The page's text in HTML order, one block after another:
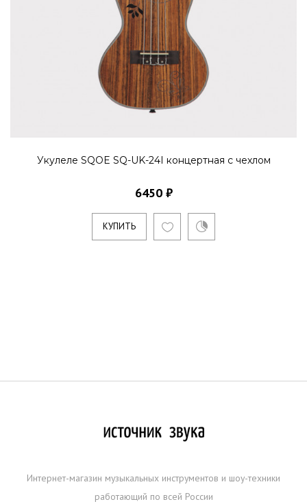
Укулеле SQOE SQ-UK-24I концертная с чехлом
6450 ₽
КУПИТЬ
Интернет-магазин музыкальных инструментов и шоу-техники
работающий по всей России